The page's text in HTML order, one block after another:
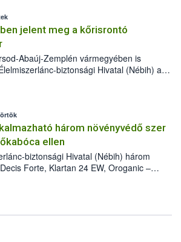
jelent meg a kőrisrontó
Abaúj-Zemplén vármegyében is
biztonsági Hivatal (Nébih) a
(Agrilus planipennis) jelenlétét. A
találták meg, de már fertőzött
emellett az intézkedéseket a szlovák
a terjedés megállítása érdekében.
három növényvédő szer
ellen
biztonsági Hivatal (Nébih) három
Forte, Klartan 24 EW, Oroganic –
így azok a szüretet követően,
(BBCH 91) stádiumáig
lehetőség a károsító elleni további
is elérhető és ökológiai termesztésben is